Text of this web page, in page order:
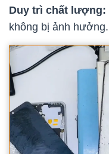
Duy trì chất lượng:
không bị ảnh hưởng.